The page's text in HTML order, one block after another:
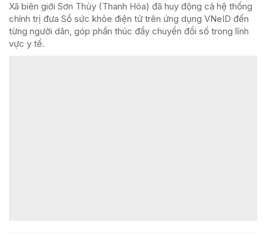
Xã biên giới Sơn Thủy (Thanh Hóa) đã huy động cả hệ thống
chính trị đưa Sổ sức khỏe điện tử trên ứng dụng VNeID đến
từng người dân, góp phần thúc đẩy chuyển đổi số trong lĩnh
vực y tế.